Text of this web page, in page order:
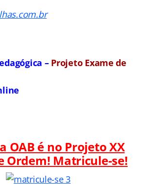
– Projeto Exame de
OAB é no Projeto XX
Ordem! Matricule-se!